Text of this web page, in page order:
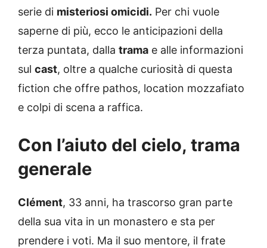
serie di misteriosi omicidi. Per chi vuole
saperne di più, ecco le anticipazioni della
terza puntata, dalla trama e alle informazioni
sul cast, oltre a qualche curiosità di questa
fiction che offre pathos, location mozzafiato
e colpi di scena a raffica.
Con l’aiuto del cielo, trama
generale
Clément, 33 anni, ha trascorso gran parte
della sua vita in un monastero e sta per
prendere i voti. Ma il suo mentore, il frate